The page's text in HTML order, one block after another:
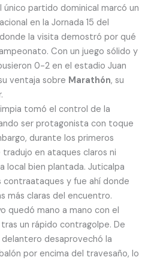
único partido dominical marcó un
en la Jornada 15 del
la visita demostró por qué
Con un juego sólido y
0-2 en el estadio Juan
ventaja sobre Marathón, su
tomó el control de la
ser protagonista con toque
durante los primeros
en ataques claros ni
local bien plantada. Juticalpa
y fue ahí donde
más claras del encuentro.
quedó mano a mano con el
tras un rápido contragolpe. De
desaprovechó la
por encima del travesaño, lo